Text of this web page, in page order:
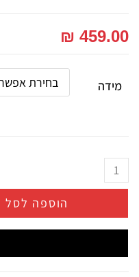
₪ 459.00
מידה
הוספה לסל